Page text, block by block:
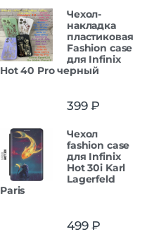
Чехол-
накладка
пластиковая
Fashion case
для Infinix
Hot 40 Pro черный
399₽
Чехол
fashion case
для Infinix
Hot 30i Karl
Lagerfeld
Paris
499₽